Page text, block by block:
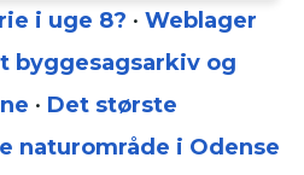
i uge 8? • Weblager
byggesagsarkiv og
• Det største
naturområde i Odense